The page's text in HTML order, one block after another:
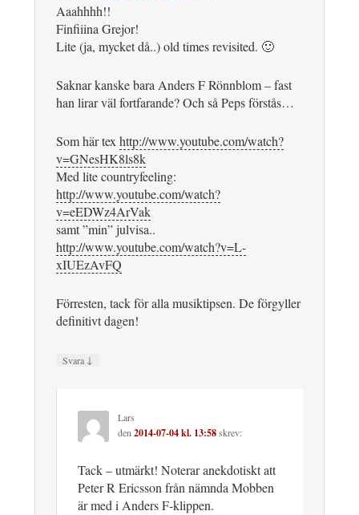
Aaahhhh!!
Finfiiina Grejor!
Lite (ja, mycket då..) old times revisited. 🙂
Saknar kanske bara Anders F Rönnblom – fast
han lirar väl fortfarande? Och så Peps förstås…
Som här texhttp://www.youtube.com/watch?
v=GNesHK8ls8k
Med lite countryfeeling:
http://www.youtube.com/watch?
v=eEDWz4ArVak
samt ”min” julvisa..
http://www.youtube.com/watch?v=L-
xIUEzAvFQ
Förresten, tack för alla musiktipsen. De förgyller
definitivt dagen!
Svara ↓
Lars
den2014-07-04 kl. 13:58skrev:
Tack – utmärkt! Noterar anekdotiskt att
Peter R Ericsson från nämnda Mobben
är med i Anders F-klippen.